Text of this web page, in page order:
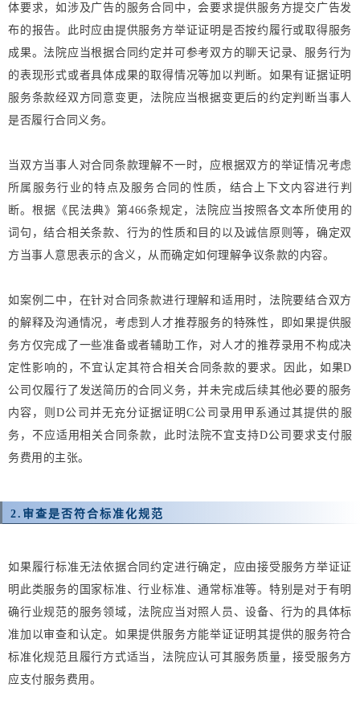
体要求，如涉及广告的服务合同中，会要求提供服务方提交广告发
布的报告。此时应由提供服务方举证证明是否按约履行或取得服务
成果。法院应当根据合同约定并可参考双方的聊天记录、服务行为
的表现形式或者具体成果的取得情况等加以判断。如果有证据证明
服务条款经双方同意变更，法院应当根据变更后的约定判断当事人
是否履行合同义务。
当双方当事人对合同条款理解不一时，应根据双方的举证情况考虑
所属服务行业的特点及服务合同的性质，结合上下文内容进行判
断。根据《民法典》第466条规定，法院应当按照各文本所使用的
词句，结合相关条款、行为的性质和目的以及诚信原则等，确定双
方当事人意思表示的含义，从而确定如何理解争议条款的内容。
如案例二中，在针对合同条款进行理解和适用时，法院要结合双方
的解释及沟通情况，考虑到人才推荐服务的特殊性，即如果提供服
务方仅完成了一些准备或者辅助工作，对人才的推荐录用不构成决
定性影响的，不宜认定其符合相关合同条款的要求。因此，如果D
公司仅履行了发送简历的合同义务，并未完成后续其他必要的服务
内容，则D公司并无充分证据证明C公司录用甲系通过其提供的服
务，不应适用相关合同条款，此时法院不宜支持D公司要求支付服
务费用的主张。
2. 审查是否符合标准化规范
如果履行标准无法依据合同约定进行确定，应由接受服务方举证证
明此类服务的国家标准、行业标准、通常标准等。特别是对于有明
确行业规范的服务领域，法院应当对照人员、设备、行为的具体标
准加以审查和认定。如果提供服务方能举证证明其提供的服务符合
标准化规范且履行方式适当，法院应认可其服务质量，接受服务方
应支付服务费用。